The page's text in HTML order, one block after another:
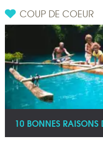
COUP DE COEUR
10 BONNES RAISONS